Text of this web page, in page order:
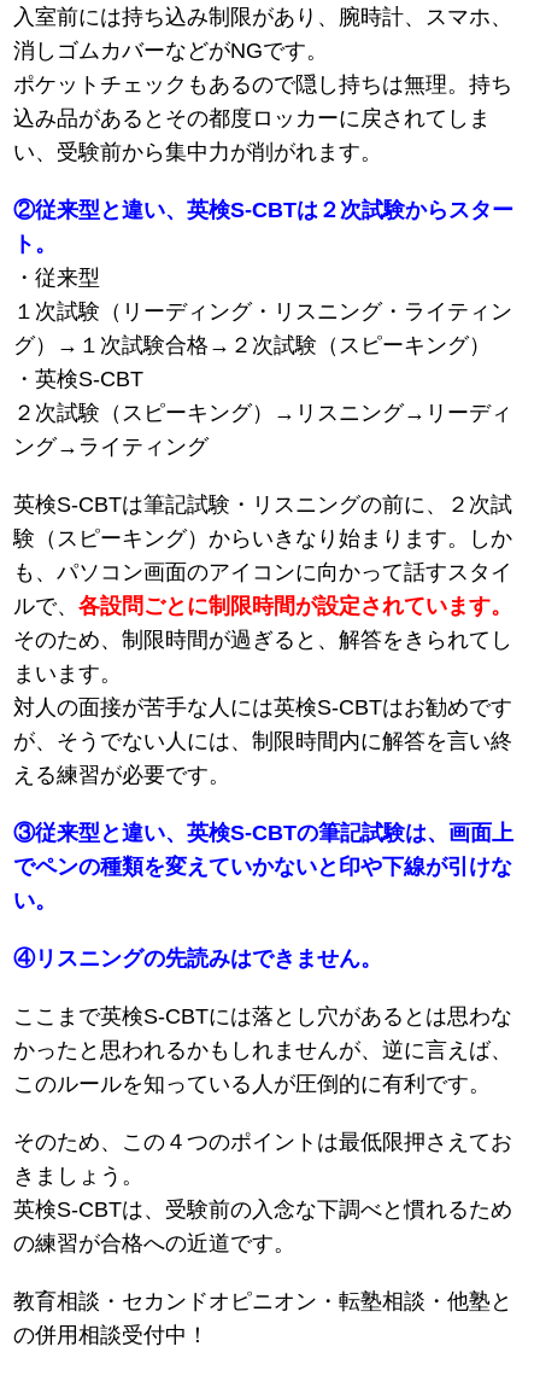
入室前には持ち込み制限があり、腕時計、スマホ、
消しゴムカバーなどがNGです。
ポケットチェックもあるので隠し持ちは無理。持ち
込み品があるとその都度ロッカーに戻されてしま
い、受験前から集中力が削がれます。
②従来型と違い、英検S-CBTは２次試験からスター
ト。
・従来型
１次試験（リーディング・リスニング・ライティン
グ）→１次試験合格→２次試験（スピーキング）
・英検S-CBT
２次試験（スピーキング）→リスニング→リーディ
ング→ライティング
英検S-CBTは筆記試験・リスニングの前に、２次試
験（スピーキング）からいきなり始まります。しか
も、パソコン画面のアイコンに向かって話すスタイ
ルで、各設問ごとに制限時間が設定されています。
そのため、制限時間が過ぎると、解答をきられてし
まいます。
対人の面接が苦手な人には英検S-CBTはお勧めです
が、そうでない人には、制限時間内に解答を言い終
える練習が必要です。
③従来型と違い、英検S-CBTの筆記試験は、画面上
でペンの種類を変えていかないと印や下線が引けな
い。
④リスニングの先読みはできません。
ここまで英検S-CBTには落とし穴があるとは思わな
かったと思われるかもしれませんが、逆に言えば、
このルールを知っている人が圧倒的に有利です。
そのため、この４つのポイントは最低限押さえてお
きましょう。
英検S-CBTは、受験前の入念な下調べと慣れるため
の練習が合格への近道です。
教育相談・セカンドオピニオン・転塾相談・他塾と
の併用相談受付中！